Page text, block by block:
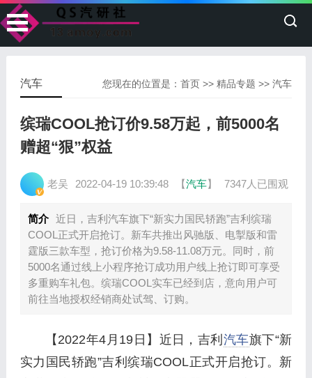
您现在的位置是：首页 >>精品专题 >>汽车
汽车
缤瑞COOL抢订价9.58万起，前5000名
赠超“狠”权益
老吴 2022-04-19 10:39:48 【汽车】 7347人已围观
简介 近日，吉利汽车旗下“新实力国民轿跑”吉利缤瑞
COOL正式开启抢订。新车共推出风驰版、电掣版和雷
霆版三款车型，抢订价格为9.58-11.08万元。同时，前
5000名通过线上小程序抢订成功用户线上抢订即可享受
多重购车礼包。缤瑞COOL实车已经到店，意向用户可
前往当地授权经销商处试驾、订购。
【2022年4月19日】近日，吉利 汽车旗下“新
实力国民轿跑”吉利缤瑞COOL正式开启抢订。新